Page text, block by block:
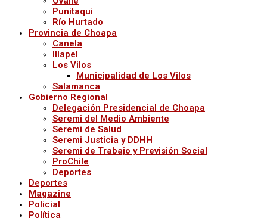
Punitaqui
Río Hurtado
Provincia de Choapa
Canela
Illapel
Los Vilos
Municipalidad de Los Vilos
Salamanca
Gobierno Regional
Delegación Presidencial de Choapa
Seremi del Medio Ambiente
Seremi de Salud
Seremi Justicia y DDHH
Seremi de Trabajo y Previsión Social
ProChile
Deportes
Deportes
Magazine
Policial
Política